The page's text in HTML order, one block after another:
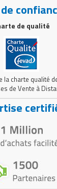
de qualité
la charte qualité
de Vente à